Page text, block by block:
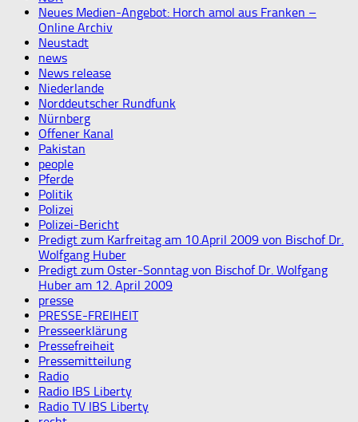
Neues Medien-Angebot: Horch amol aus Franken –
Online Archiv
Neustadt
news
News release
Niederlande
Norddeutscher Rundfunk
Nürnberg
Offener Kanal
Pakistan
people
Pferde
Politik
Polizei
Polizei-Bericht
Predigt zum Karfreitag am 10.April 2009 von Bischof Dr.
Wolfgang Huber
Predigt zum Oster-Sonntag von Bischof Dr. Wolfgang
Huber am 12. April 2009
presse
PRESSE-FREIHEIT
Presseerklärung
Pressefreiheit
Pressemitteilung
Radio
Radio IBS Liberty
Radio TV IBS Liberty